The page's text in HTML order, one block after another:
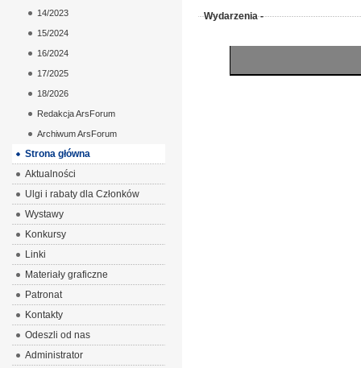
Wydarzenia -
14/2023
15/2024
16/2024
17/2025
18/2026
Redakcja ArsForum
Archiwum ArsForum
Strona główna
Aktualności
Ulgi i rabaty dla Członków
Wystawy
Konkursy
Linki
Materiały graficzne
Patronat
Kontakty
Odeszli od nas
Administrator